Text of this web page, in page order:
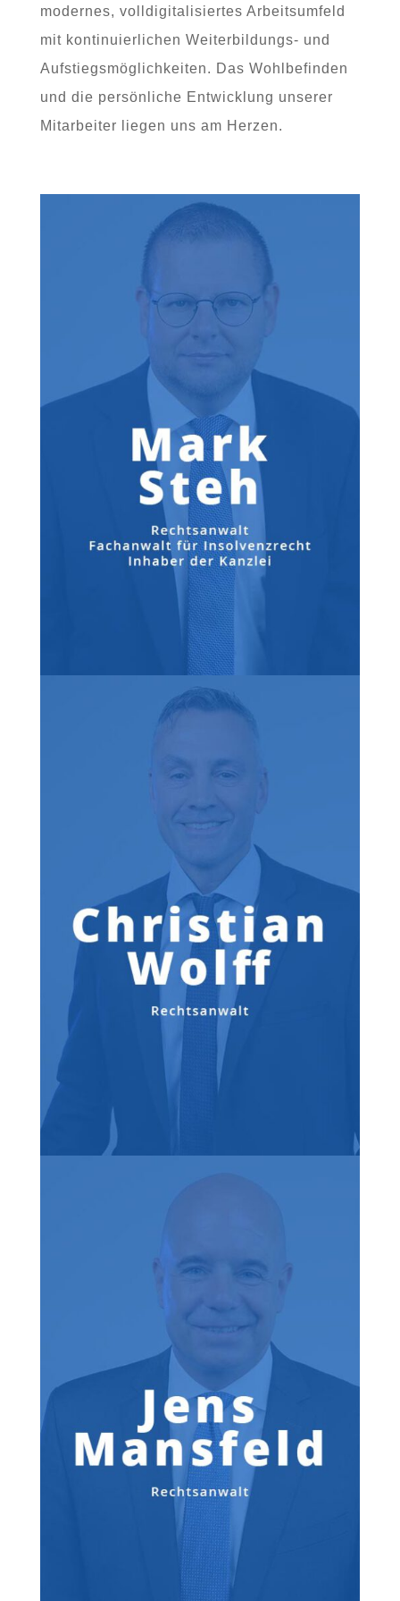
modernes, volldigitalisiertes Arbeitsumfeld
mit kontinuierlichen Weiterbildungs- und
Aufstiegsmöglichkeiten. Das Wohlbefinden
und die persönliche Entwicklung unserer
Mitarbeiter liegen uns am Herzen.